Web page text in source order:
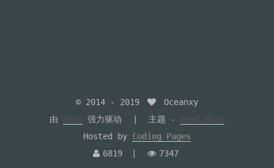
© 2014 - 2019
Oceanxy
由 Hexo 强力驱动 主题 - NexT.Mist
Hosted by Coding Pages
6819
7347